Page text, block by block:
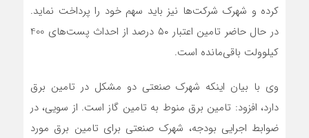
کرده و شهرک شرکت‌ها نیز باید سهم خود را پرداخت نماید.
در حال حاضر تامین اعتبار ۵۰ درصد از احداث پست‌های 400
کیلوولت باقی‌مانده است.
وی با بیان اینکه شهرک صنعتی دو مشکل در تامین برق
دارد، افزود: تامین برق منوط به تامین گاز است. از سویی، در
ضوابط اجرایی بودجه، شهرک صنعتی برای تامین برق مورد